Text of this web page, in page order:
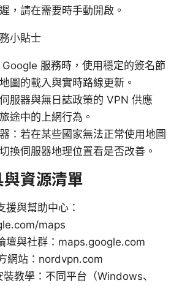
，請在需要時手動開啟。
小貼士
服務時，使用穩定的簽名節
圖的載入與實時路線更新。
服器與無日誌政策的 VPN 供應
途中的上網行為。
：若在某些國家無法正常使用地圖
換伺服器地理位置看是否改善。
資源清單
援與幫助中心：
maps
壇與社群：maps.google.com
網站：nordvpn.com
教學：不同平台（Windows、